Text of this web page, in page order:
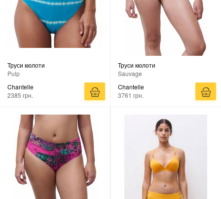
Труси кюлоти
Pulp
Chantelle
2385 грн.
Труси кюлоти
Sauvage
Chantelle
3761 грн.